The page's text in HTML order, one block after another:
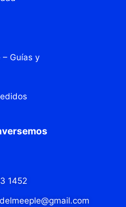
Guías y
1452